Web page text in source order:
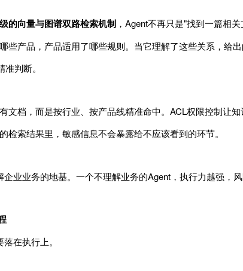
的向量与图谱双路检索机制 ，Agent不再只是"找到一篇相
些产品，产品适用了哪些规则。当它理解了这些关系，给
判断。
文档，而是按行业、按产品线精准命中。ACL权限控制让
索结果里，敏感信息不会暴露给不应该看到的环节。
业业务的地基。一个不理解业务的Agent，执行力越强，风
在执行上。